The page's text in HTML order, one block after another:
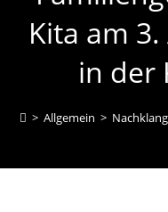
Kita am
in der
> Allgemein >